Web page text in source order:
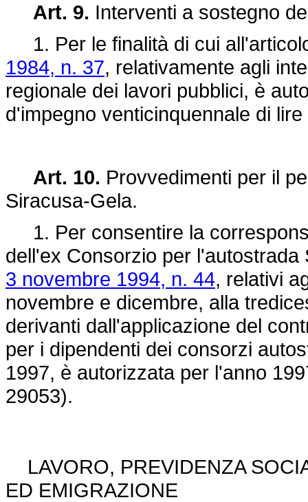
Art. 9. Interventi a sostegno
1. Per le finalità di cui
1984, n. 37, relativamente agli
regionale dei lavori pubblici, è
d'impegno venticinquennale di
Art. 10. Provvedimenti per il
Siracusa-Gela.
1. Per consentire la
dell'ex Consorzio per
3 novembre 1994, n. 44, relativi
novembre e dicembre, alla
derivanti dall'applicazione del
per i dipendenti dei consorzi
1997, è autorizzata per l'anno
29053).
LAVORO, PREVIDENZA
ED EMIGRAZIONE